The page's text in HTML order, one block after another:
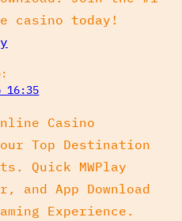
today!
16:35
Casino
Top Destination
Quick MWPlay
and App Download
Experience.